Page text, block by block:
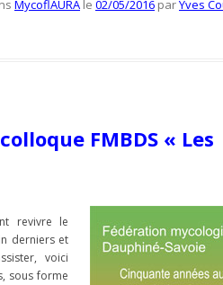
MycoflAURA le 02/05/2016 parYves
FMBDS « Les
revivre le
derniers et
voici
sous forme